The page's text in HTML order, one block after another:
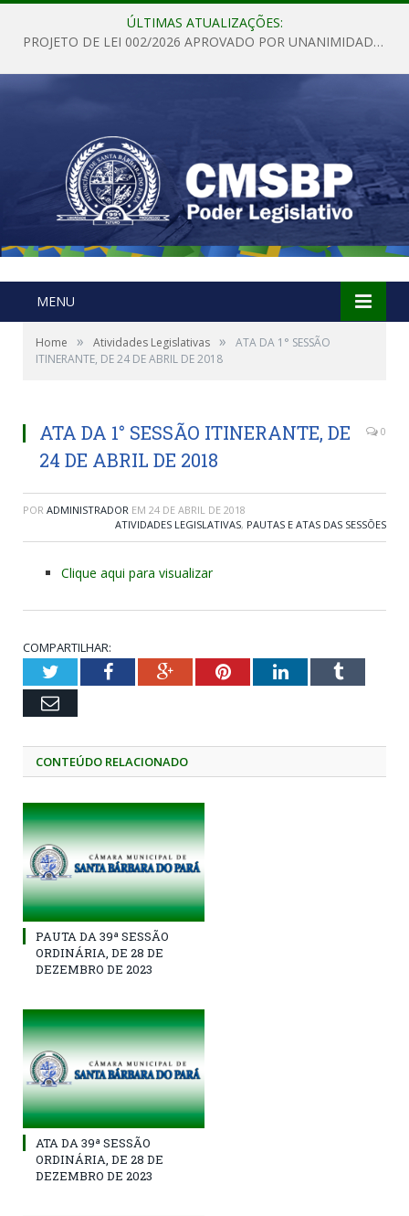
ÚLTIMAS ATUALIZAÇÕES:
PROJETO DE LEI 002/2026 APROVADO POR UNANIMIDADE EM SESSÃO ORDINÁRIA NESTA QUINTA – FEIRA 28 DE MAIO DE 2026
MENU
Home » Atividades Legislativas »
ATA DA 1° SESSÃO
ITINERANTE, DE 24 DE ABRIL DE 2018
ATA DA 1° SESSÃO ITINERANTE, DE
24 DE ABRIL DE 2018
0
POR ADMINISTRADOR EM 24 DE ABRIL DE 2018
ATIVIDADES LEGISLATIVAS, PAUTAS E ATAS DAS SESSÕES
Clique aqui para visualizar
COMPARTILHAR:
TwitterFacebookGoogle+PinterestLinkedInTumblr
Email
CONTEÚDO RELACIONADO
PAUTA DA 39ª SESSÃO
ORDINÁRIA, DE 28 DE
DEZEMBRO DE 2023
ATA DA 39ª SESSÃO
ORDINÁRIA, DE 28 DE
DEZEMBRO DE 2023